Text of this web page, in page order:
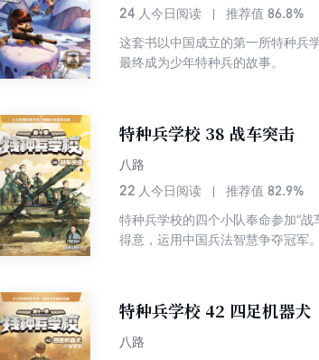
24 人今日阅读 推荐值 86.8%
这套书以中国成立的第一所特种兵
最终成为少年特种兵的故事。
特种兵学校 38 战车突击
八路
22 人今日阅读 推荐值 82.9%
特种兵学校的四个小队奉命参加“
得意，运用中国兵法智慧争夺冠军
特种兵学校 42 四足机器犬
八路